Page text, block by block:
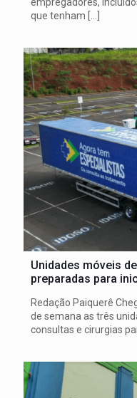
que tenham […]
Unidades móveis
preparadas para
Redação Paiquerê
de semana as três
consultas e cirurgias